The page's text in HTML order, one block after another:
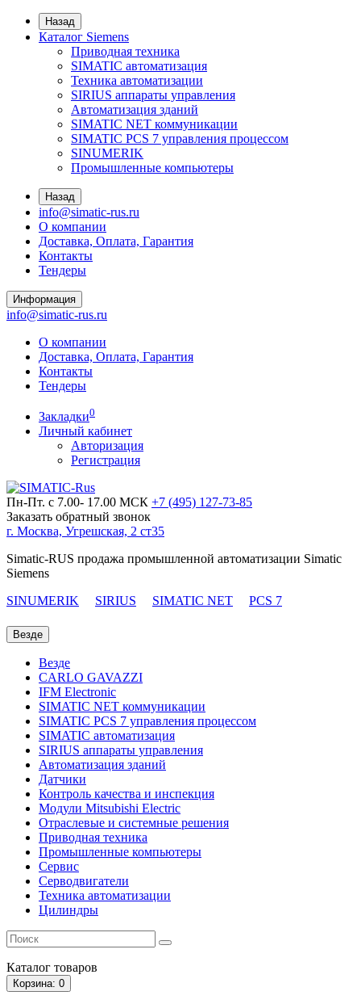
Назад
Каталог Siemens
Приводная техника
SIMATIC автоматизация
Техника автоматизации
SIRIUS аппараты управления
Автоматизация зданий
SIMATIC NET коммуникации
SIMATIC PCS 7 управления процессом
SINUMERIK
Промышленные компьютеры
Назад
info@simatic-rus.ru
О компании
Доставка, Оплата, Гарантия
Контакты
Тендеры
Информация
info@simatic-rus.ru
О компании
Доставка, Оплата, Гарантия
Контакты
Тендеры
Закладки0
Личный кабинет
Авторизация
Регистрация
Пн-Пт. с 7.00- 17.00 МСК +7 (495) 127-73-85
Заказать обратный звонок
г. Москва, Угрешская, 2 ст35
Simatic-RUS продажа промышленной автоматизации Simatic
Siemens
SINUMERIK
SIRIUS SIMATIC NET PCS 7
Везде
Везде
CARLO GAVAZZI
IFM Electronic
SIMATIC NET коммуникации
SIMATIC PCS 7 управления процессом
SIMATIC автоматизация
SIRIUS аппараты управления
Автоматизация зданий
Датчики
Контроль качества и инспекция
Модули Mitsubishi Electric
Отраслевые и системные решения
Приводная техника
Промышленные компьютеры
Сервис
Серводвигатели
Техника автоматизации
Цилиндры
Каталог товаров
Корзина: 0